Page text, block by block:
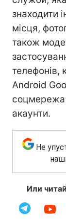
знаходити
місця,
також
телефонів,
Android
соцмережа
акаунти.
Не
Или